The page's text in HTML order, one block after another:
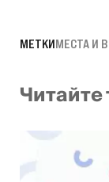
МЕТКИМЕСТА И